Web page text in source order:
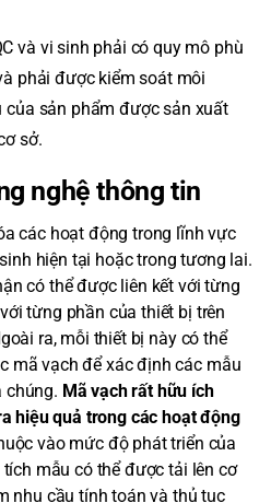
và vi sinh phải có quy mô phù
phải được kiểm soát môi
của sản phẩm được sản xuất
sở.
nghệ thông tin
các hoạt động trong lĩnh vực
hiện tại hoặc trong tương lai.
có thể được liên kết với từng
từng phần của thiết bị trên
ra, mỗi thiết bị này có thể
mã vạch để xác định các mẫu
chúng. Mã vạch rất hữu ích
hiệu quả trong các hoạt động
vào mức độ phát triển của
mẫu có thể được tải lên cơ
nhu cầu tính toán và thủ tục